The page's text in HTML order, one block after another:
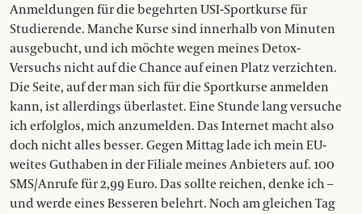
Anmeldungen für die begehrten USI-Sportkurse für
Studierende. Manche Kurse sind innerhalb von Minuten
ausgebucht, und ich möchte wegen meines Detox-
Versuchs nicht auf die Chance auf einen Platz verzichten.
Die Seite, auf der man sich für die Sportkurse anmelden
kann, ist allerdings überlastet. Eine Stunde lang versuche
ich erfolglos, mich anzumelden. Das Internet macht also
doch nicht alles besser. Gegen Mittag lade ich mein EU-
weites Guthaben in der Filiale meines Anbieters auf. 100
SMS/Anrufe für 2,99 Euro. Das sollte reichen, denke ich –
und werde eines Besseren belehrt. Noch am gleichen Tag